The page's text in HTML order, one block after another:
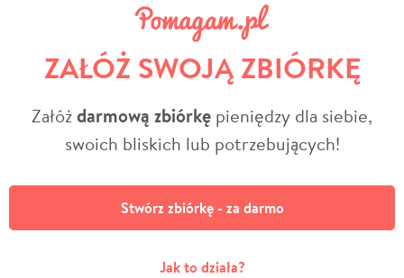
ZAŁÓŻ SWOJĄ ZBIÓRKĘ
Załóżdarmową zbiórkę pieniędzy dla siebie,
swoich bliskich lub potrzebujących!
Stwórz zbiórkę - za darmo
Jak to działa?